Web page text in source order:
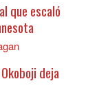
que escaló
deja